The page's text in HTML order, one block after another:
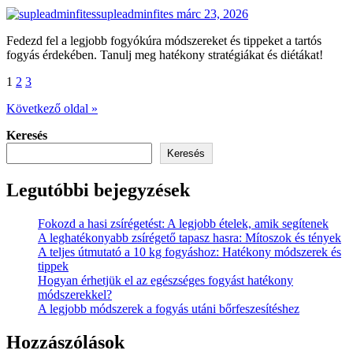
supleadminfites márc 23, 2026
Fedezd fel a legjobb fogyókúra módszereket és tippeket a tartós
fogyás érdekében. Tanulj meg hatékony stratégiákat és diétákat!
Bejegyzések
lapozása
1 2 3
Következő oldal »
Keresés
Keresés
Legutóbbi bejegyzések
Fokozd a hasi zsírégetést: A legjobb ételek, amik segítenek
A leghatékonyabb zsírégető tapasz hasra: Mítoszok és tények
A teljes útmutató a 10 kg fogyáshoz: Hatékony módszerek és
tippek
Hogyan érhetjük el az egészséges fogyást hatékony
módszerekkel?
A legjobb módszerek a fogyás utáni bőrfeszesítéshez
Hozzászólások